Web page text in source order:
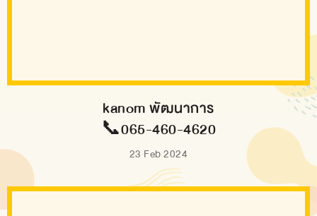
kanom พัฒนาการ
📞065-460-4620
23 Feb 2024